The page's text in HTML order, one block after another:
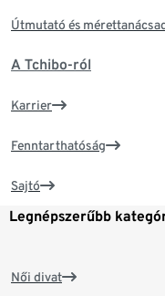
Útmutató és
A Tchibo-ról
Karrier
Fenntarthatóság
Sajtó
Legnépszerűbb
Női divat